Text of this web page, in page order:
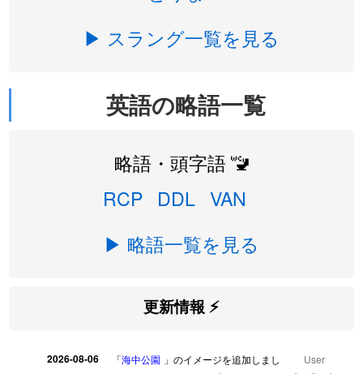
▶ スラング一覧を見る
英語の略語一覧
略語・頭字語 🚾
RCP
DDL VAN
▶ 略語一覧を見る
更新情報 ⚡
2026-08-06 「海中公園 」のイメージを追加しまし
User